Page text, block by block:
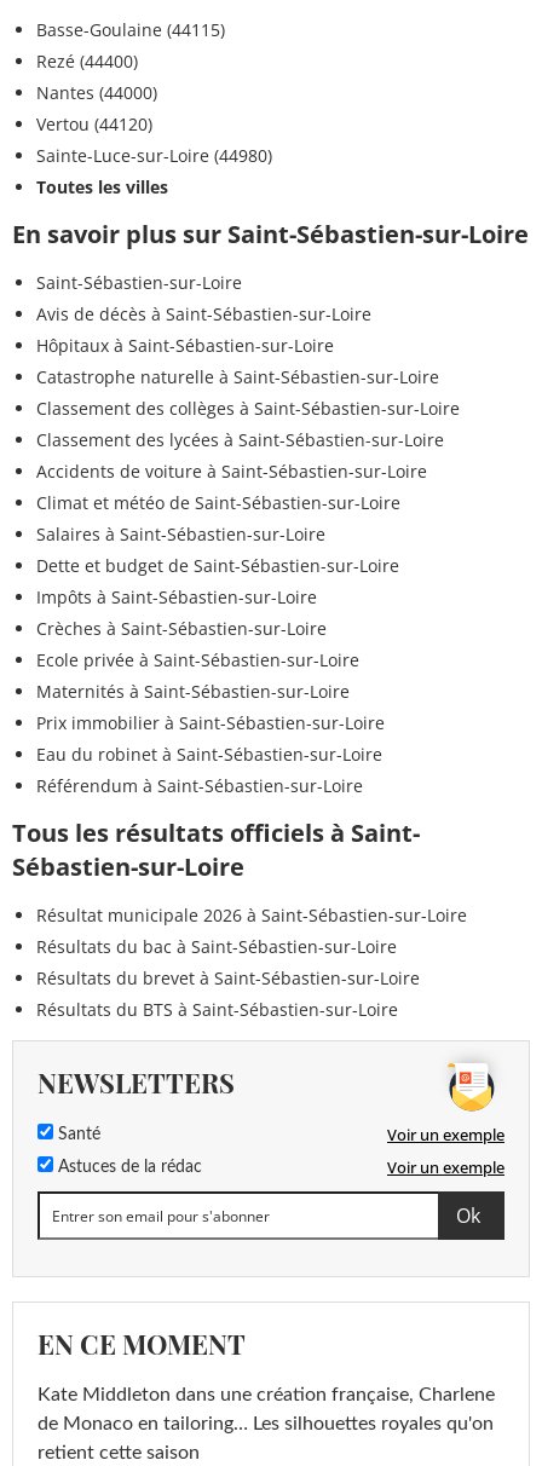
Basse-Goulaine (44115)
Rezé (44400)
Nantes (44000)
Vertou (44120)
Sainte-Luce-sur-Loire (44980)
Toutes les villes
En savoir plus sur Saint-Sébastien-sur-Loire
Saint-Sébastien-sur-Loire
Avis de décès à Saint-Sébastien-sur-Loire
Hôpitaux à Saint-Sébastien-sur-Loire
Catastrophe naturelle à Saint-Sébastien-sur-Loire
Classement des collèges à Saint-Sébastien-sur-Loire
Classement des lycées à Saint-Sébastien-sur-Loire
Accidents de voiture à Saint-Sébastien-sur-Loire
Climat et météo de Saint-Sébastien-sur-Loire
Salaires à Saint-Sébastien-sur-Loire
Dette et budget de Saint-Sébastien-sur-Loire
Impôts à Saint-Sébastien-sur-Loire
Crèches à Saint-Sébastien-sur-Loire
Ecole privée à Saint-Sébastien-sur-Loire
Maternités à Saint-Sébastien-sur-Loire
Prix immobilier à Saint-Sébastien-sur-Loire
Eau du robinet à Saint-Sébastien-sur-Loire
Référendum à Saint-Sébastien-sur-Loire
Tous les résultats officiels à Saint-
Sébastien-sur-Loire
Résultat municipale 2026 à Saint-Sébastien-sur-Loire
Résultats du bac à Saint-Sébastien-sur-Loire
Résultats du brevet à Saint-Sébastien-sur-Loire
Résultats du BTS à Saint-Sébastien-sur-Loire
NEWSLETTERS
Santé Voir un exemple
Astuces de la rédac Voir un exemple
EN CE MOMENT
Kate Middleton dans une création française, Charlene
de Monaco en tailoring… Les silhouettes royales qu'on
retient cette saison